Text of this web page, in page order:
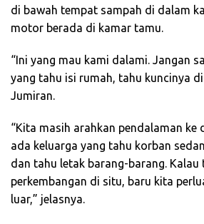
di bawah tempat sampah di dalam
motor berada di kamar tamu.
“Ini yang mau kami dalami. Jangan
yang tahu isi rumah, tahu kuncinya
Jumiran.
“Kita masih arahkan pendalaman ke
ada keluarga yang tahu korban
dan tahu letak barang-barang. Kalau
perkembangan di situ, baru kita
luar,” jelasnya.